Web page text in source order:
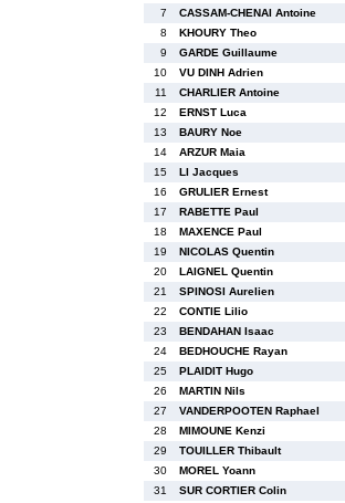
7
CASSAM-CHENAI Antoine
8
KHOURY Theo
9
GARDE Guillaume
10
VU DINH Adrien
11
CHARLIER Antoine
12
ERNST Luca
13
BAURY Noe
14
ARZUR Maia
15
LI Jacques
16
GRULIER Ernest
17
RABETTE Paul
18
MAXENCE Paul
19
NICOLAS Quentin
20
LAIGNEL Quentin
21
SPINOSI Aurelien
22
CONTIE Lilio
23
BENDAHAN Isaac
24
BEDHOUCHE Rayan
25
PLAIDIT Hugo
26
MARTIN Nils
27
VANDERPOOTEN Raphael
28
MIMOUNE Kenzi
29
TOUILLER Thibault
30
MOREL Yoann
31
SUR CORTIER Colin